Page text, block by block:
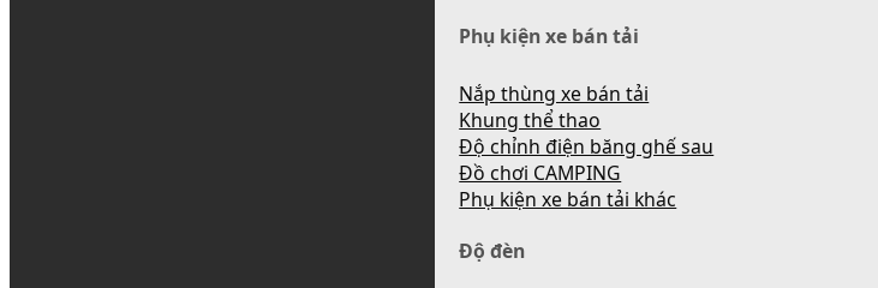
Phụ kiện xe bán tải
Nắp thùng xe bán tải
Khung thể thao
Độ chỉnh điện băng ghế sau
Đồ chơi CAMPING
Phụ kiện xe bán tải khác
Độ đèn